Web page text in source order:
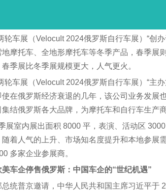
轮车展（Velocult 2024俄罗斯自行车展）“创
摩托车、全地形摩托车等冬季产品，春季
季展比冬季展规模更大，人气更火。
轮车展（Velocult 2024俄罗斯自行车展）“主
在俄罗斯经济衰退的几年，该公司业务发
结俄罗斯各大品牌，为摩托车和自行车生
展室内展出面积 8000 平，表演、活动区
着人气的上升、市场知名度提升和本地参展
多家企业参展商。
美车企停售俄罗斯：中国车企的“世纪机遇”
统普京邀请，中华人民共和国主席习近平于